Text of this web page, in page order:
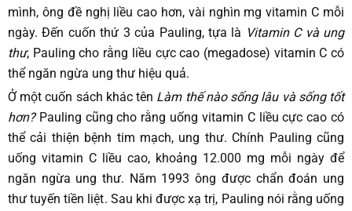
mình, ông đề nghị liều cao hơn, vài nghìn mg vitamin C mỗi
ngày. Đến cuốn thứ 3 của Pauling, tựa là Vitamin C và ung
thư, Pauling cho rằng liều cực cao (megadose) vitamin C có
thể ngăn ngừa ung thư hiệu quả.
Ở một cuốn sách khác tên Làm thế nào sống lâu và sống tốt
hơn? Pauling cũng cho rằng uống vitamin C liều cực cao có
thể cải thiện bệnh tim mạch, ung thư. Chính Pauling cũng
uống vitamin C liều cao, khoảng 12.000 mg mỗi ngày để
ngăn ngừa ung thư. Năm 1993 ông được chẩn đoán ung
thư tuyến tiền liệt. Sau khi được xạ trị, Pauling nói rằng uống